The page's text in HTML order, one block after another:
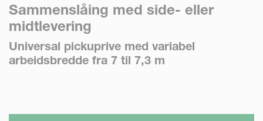
Sammenslåing med side- eller
midtlevering
Universal pickuprive med variabel
arbeidsbredde fra 7 til 7,3 m